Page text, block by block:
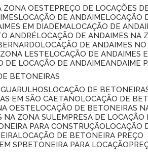
ZONA OESTE
PREÇO DE LOCAÇÕES
LOCAÇÃO DE ANDAIME LOCAÇÃO
EM DIADEMA LOCAÇÃO DE
ANDRÉ LOCAÇÃO DE ANDAIMES NA
LOCAÇÃO DE ANDAIMES
LESTE LOCAÇÃO DE ANDAIMES
DE LOCAÇÃO DE ANDAIME ANDAIME
BETONEIRAS
LOCAÇÃO DE
EM SÃO CAETANO LOCAÇÃO DE
OESTE LOCAÇÃO DE BETONEIRAS
NA ZONA SUL
EMPRESA DE
PARA CONSTRUÇÃO
LOCAÇÃO DE BETONEIRA PREÇO
SP BETONEIRA PARA LOCAÇÃO